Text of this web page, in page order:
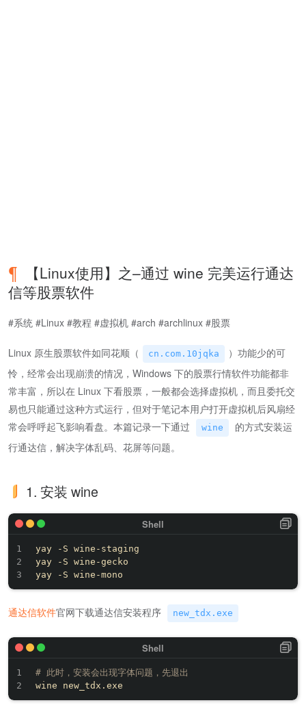
【Linux使用】之–通过 wine 完美运行通达
信等股票软件
#系统 #Linux #教程 #虚拟机 #arch #archlinux #股票
Linux 原生股票软件如同花顺（ cn.com.10jqka
）功能少的可
怜，经常会出现崩溃的情况，Windows 下的股票行情软件功能都非
常丰富，所以在 Linux 下看股票，一般都会选择虚拟机，而且委托交
易也只能通过这种方式运行，但对于笔记本用户打开虚拟机后风扇经
常会呼呼起飞影响看盘。本篇记录一下通过
wine
的方式安装运
行通达信，解决字体乱码、花屏等问题。
1. 安装 wine
yay -S wine-staging
yay -S wine-gecko
通达信软件官网下载通达信安装程序 new_tdx.exe
# 此时，安装会出现字体问题，先退出